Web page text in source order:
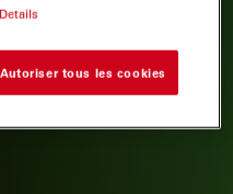
Autoriser tous les cookies